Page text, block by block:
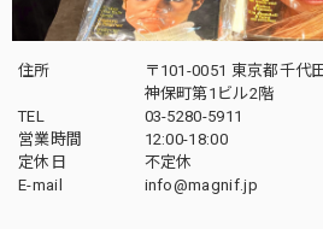
住所
〒101-0051 東京都千代
神保町第1ビル2階
TEL
03-5280-5911
営業時間
12:00-18:00
定休日
不定休
E-mail
info@magnif.jp